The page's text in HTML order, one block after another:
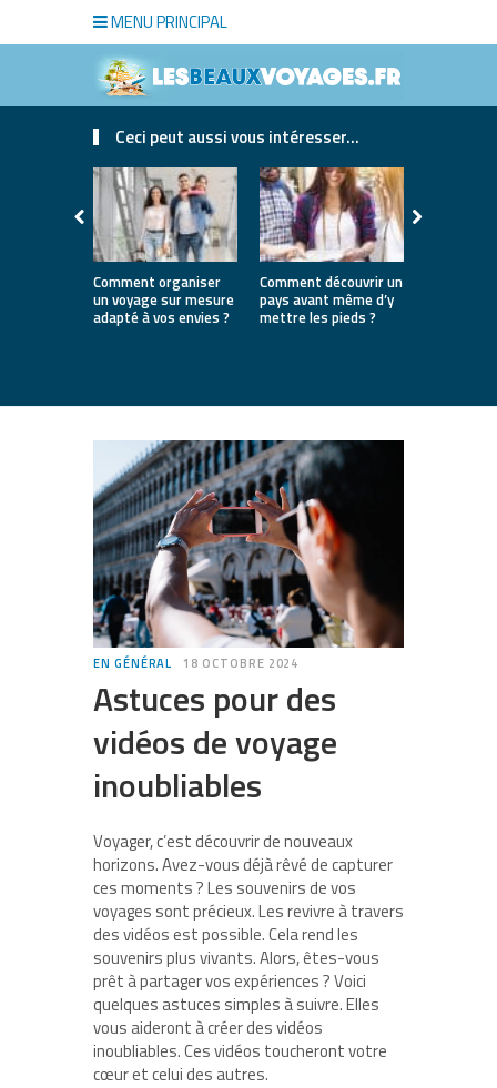
MENU PRINCIPAL
Ceci peut aussi vous intéresser...
Comment organiser
un voyage sur mesure
adapté à vos envies ?
Comment découvrir un
pays avant même d’y
mettre les pieds ?
EN GÉNÉRAL 18 OCTOBRE 2024
Astuces pour des
vidéos de voyage
inoubliables
Voyager, c’est découvrir de nouveaux
horizons. Avez-vous déjà rêvé de capturer
ces moments ? Les souvenirs de vos
voyages sont précieux. Les revivre à travers
des vidéos est possible. Cela rend les
souvenirs plus vivants. Alors, êtes-vous
prêt à partager vos expériences ? Voici
quelques astuces simples à suivre. Elles
vous aideront à créer des vidéos
inoubliables. Ces vidéos toucheront votre
cœur et celui des autres.